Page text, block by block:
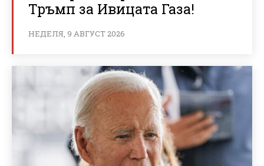
Тръмп за Ивицата Газа!
НЕДЕЛЯ, 9 АВГУСТ 2026